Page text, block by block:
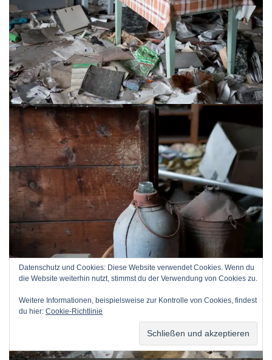
Datenschutz und Cookies: Diese Website verwendet Cookies. Wenn du
die Website weiterhin nutzt, stimmst du der Verwendung von Cookies zu.
Weitere Informationen, beispielsweise zur Kontrolle von Cookies, findest
du hier: Cookie-Richtlinie